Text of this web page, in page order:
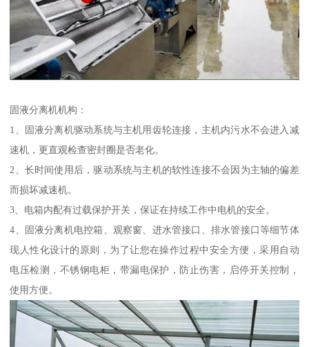
固液分离机机构：
1、固液分离机驱动系统与主机用齿轮连接，主机内污水不会进入减
速机，更直观检查密封圈是否老化。
2、长时间使用后，驱动系统与主机的软性连接不会因为主轴的偏差
而损坏减速机。
3、电箱内配有过载保护开关，保证在持续工作中电机的安全。
4、固液分离机电控箱、观察窗、进水管接口、排水管接口等细节体
现人性化设计的原则，为了让您在操作过程中安全方便，采用自动
电压检测，不锈钢电柜，带漏电保护，防止伤害，启停开关控制，
使用方便。